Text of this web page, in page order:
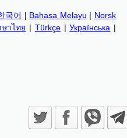
국어 | Bahasa Melayu | Norsk
าไทย | Türkçe|Українська |